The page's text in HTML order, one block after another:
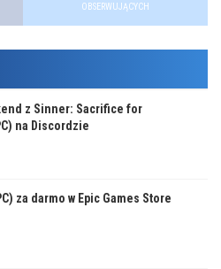
OBSERWUJĄCYCH
z Sinner: Sacrifice for
na Discordzie
za darmo w Epic Games Store